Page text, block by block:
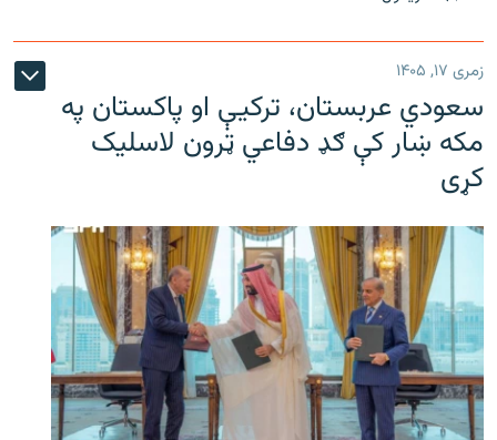
زمری ۱۷, ۱۴۰۵
سعودي عربستان، ترکیې او پاکستان په
مکه ښار کې ګډ دفاعي ټرون لاسلیک
کړی